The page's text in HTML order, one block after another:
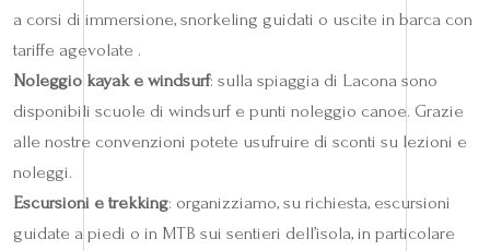
a corsi di immersione, snorkeling guidati o uscite in barca con
tariffe agevolate .
Noleggio kayak e windsurf: sulla spiaggia di Lacona sono
disponibili scuole di windsurf e punti noleggio canoe. Grazie
alle nostre convenzioni potete usufruire di sconti su lezioni e
noleggi.
Escursioni e trekking: organizziamo, su richiesta, escursioni
guidate a piedi o in MTB sui sentieri dell’isola, in particolare